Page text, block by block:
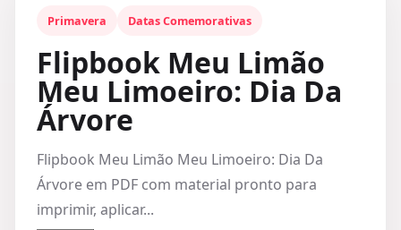
Primavera Datas Comemorativas
Flipbook Meu Limão
Meu Limoeiro: Dia Da
Árvore
Flipbook Meu Limão Meu Limoeiro: Dia Da
Árvore em PDF com material pronto para
imprimir, aplicar...